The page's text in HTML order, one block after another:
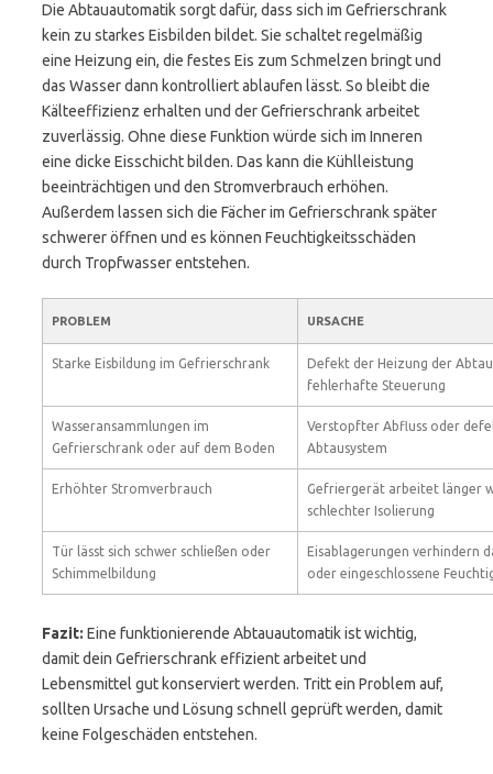
Die Abtauautomatik sorgt dafür, dass sich im Gefrierschrank
kein zu starkes Eisbilden bildet. Sie schaltet regelmäßig
eine Heizung ein, die festes Eis zum Schmelzen bringt und
das Wasser dann kontrolliert ablaufen lässt. So bleibt die
Kälteeffizienz erhalten und der Gefrierschrank arbeitet
zuverlässig. Ohne diese Funktion würde sich im Inneren
eine dicke Eisschicht bilden. Das kann die Kühlleistung
beeinträchtigen und den Stromverbrauch erhöhen.
Außerdem lassen sich die Fächer im Gefrierschrank später
schwerer öffnen und es können Feuchtigkeitsschäden
durch Tropfwasser entstehen.
PROBLEM URSACHE
Starke Eisbildung im Gefrierschrank
Defekt der Heizung der
fehlerhafte Steuerung
Wasseransammlungen im
Gefrierschrank oder auf dem Boden
Verstopfter Abfluss oder
Abtausystem
Erhöhter Stromverbrauch
Gefriergerät arbeitet länger
schlechter Isolierung
Tür lässt sich schwer schließen oder
Schimmelbildung
Eisablagerungen verhindern
oder eingeschlossene
Fazit: Eine funktionierende Abtauautomatik ist wichtig,
damit dein Gefrierschrank effizient arbeitet und
Lebensmittel gut konserviert werden. Tritt ein Problem auf,
sollten Ursache und Lösung schnell geprüft werden, damit
keine Folgeschäden entstehen.